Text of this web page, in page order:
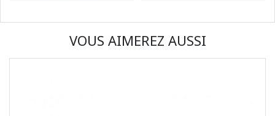
VOUS AIMEREZ AUSSI